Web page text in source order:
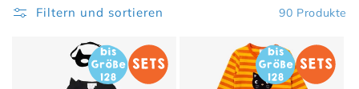
Filtern und sortieren 90 Produkte